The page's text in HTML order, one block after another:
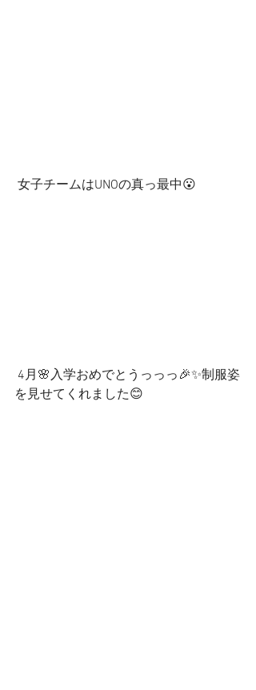
女子チームはUNOの真っ最中😮
を見せてくれました😊